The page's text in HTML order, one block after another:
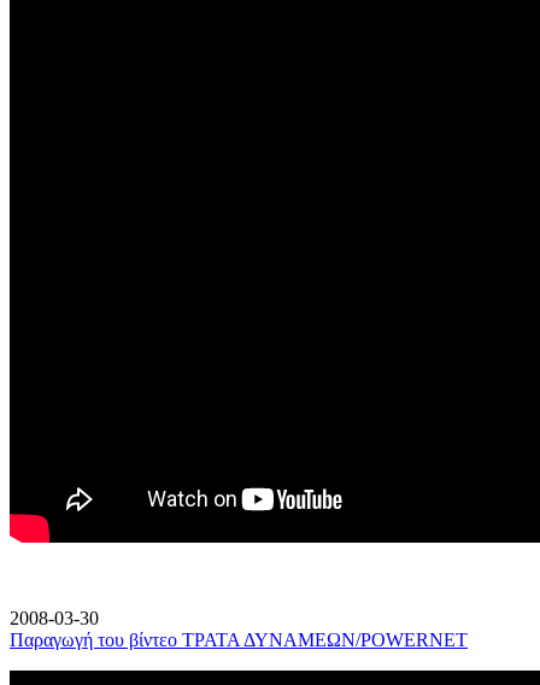
2008-03-30
Παραγωγή του βίντεο ΤΡΑΤΑ ΔΥΝΑΜΕΩΝ/POWERNET